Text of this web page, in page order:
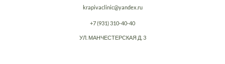
krapivaclinic@yandex.ru
+7 (931) 310-40-40
УЛ. МАНЧЕСТЕРСКАЯ Д. 3